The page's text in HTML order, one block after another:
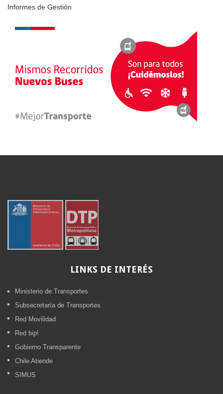
Informes de Gestión
LINKS DE INTERÉS
Ministerio de Transportes
Subsecretaría de Transportes
Red Movilidad
Red bip!
Gobierno Transparente
Chile Atiende
SIMUS